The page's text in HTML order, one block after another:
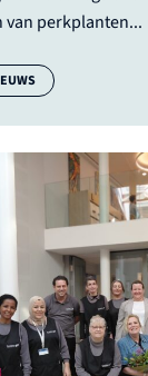
perkplanten...